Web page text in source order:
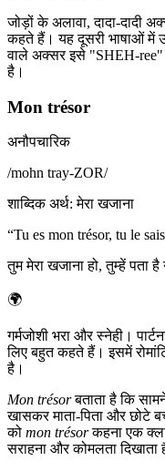
जोड़ों के अलावा, दादा-दादी
कहते हैं। यह दूसरी भाषाओं में
वाले अक्सर इसे "SHEH-
है।
Mon trésor
अनौपचारिक
/mohn tray-ZOR/
शाब्दिक अर्थ: मेरा खजाना
“Tu es mon trésor, tu le
तुम मेरा खजाना हो, तुम्हें पता है
🌍
गर्मजोशी भरा और स्नेही।
लिए बहुत कहते हैं। इसमें
है।
Mon trésorबताता है कि
खासकर माता-पिता और छोटे
को mon trésorकहना एक
सराहना और कोमलता दिखाता